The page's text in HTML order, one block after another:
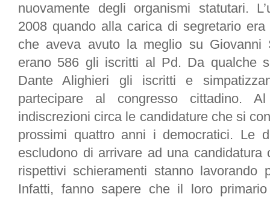
nuovamente degli organismi statutari.
2008 quando alla carica di segretario
che aveva avuto la meglio su Giovanni
erano 586 gli iscritti al Pd. Da qualche
Dante Alighieri gli iscritti e
partecipare al congresso cittadino.
indiscrezioni circa le candidature che si
prossimi quattro anni i democratici. Le
escludono di arrivare ad una candidatura
rispettivi schieramenti stanno lavorando
Infatti, fanno sapere che il loro